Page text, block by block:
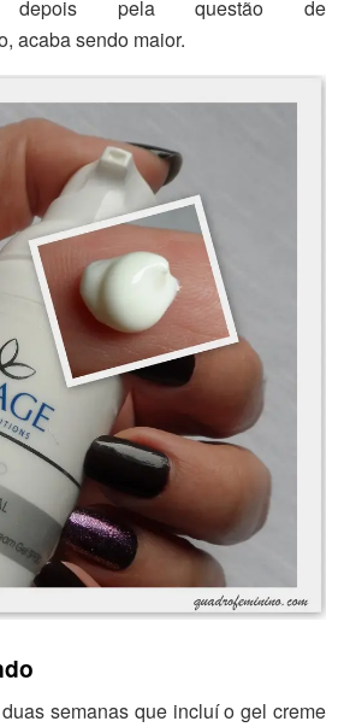
depois pela questão de
acaba sendo maior.
semanas que incluí o gel creme